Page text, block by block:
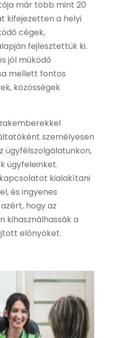
már több mint 20
kifejezetten a helyi
cégek,
fejlesztettük ki.
jól működő
mellett fontos
közösségek
személyesen
ügyfélszolgálatunkon,
ügyfeleinket.
kialakítani
és ingyenes
hogy az
kihasználhassák a
előnyöket.